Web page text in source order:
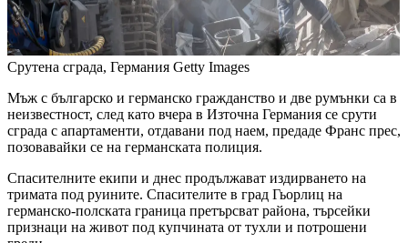
Срутена сграда, Германия Getty Images
Мъж с българско и германско гражданство и две румънки са в
неизвестност, след като вчера в Източна Германия се срути
сграда с апартаменти, отдавани под наем, предаде Франс прес,
позовавайки се на германската полиция.
Спасителните екипи и днес продължават издирването на
тримата под руините. Спасителите в град Гьорлиц на
германско-полската граница претърсват района, търсейки
признаци на живот под купчината от тухли и потрошени